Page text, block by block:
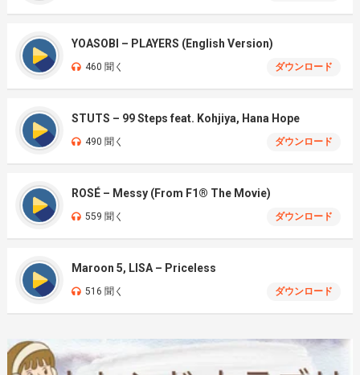
YOASOBI – PLAYERS (English Version)
460 聞く ダウンロード
STUTS – 99 Steps feat. Kohjiya, Hana Hope
490 聞く ダウンロード
ROSÉ – Messy (From F1® The Movie)
559 聞く ダウンロード
Maroon 5, LISA – Priceless
516 聞く ダウンロード